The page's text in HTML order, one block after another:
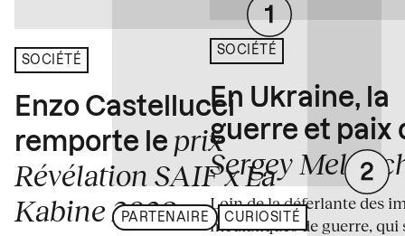
SOCIÉTÉ
Enzo Castellucci
remporte le prix
Révélation SAIF x La
Kabine 2026
PARTENAIRE CURIOSITÉ
SOCIÉTÉ
En Ukraine, la
guerre et paix
Sergey
Loin de la déferlante des
médiatiques de guerre, qui